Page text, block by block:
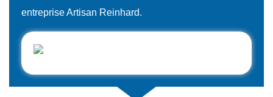
entreprise Artisan Reinhard.